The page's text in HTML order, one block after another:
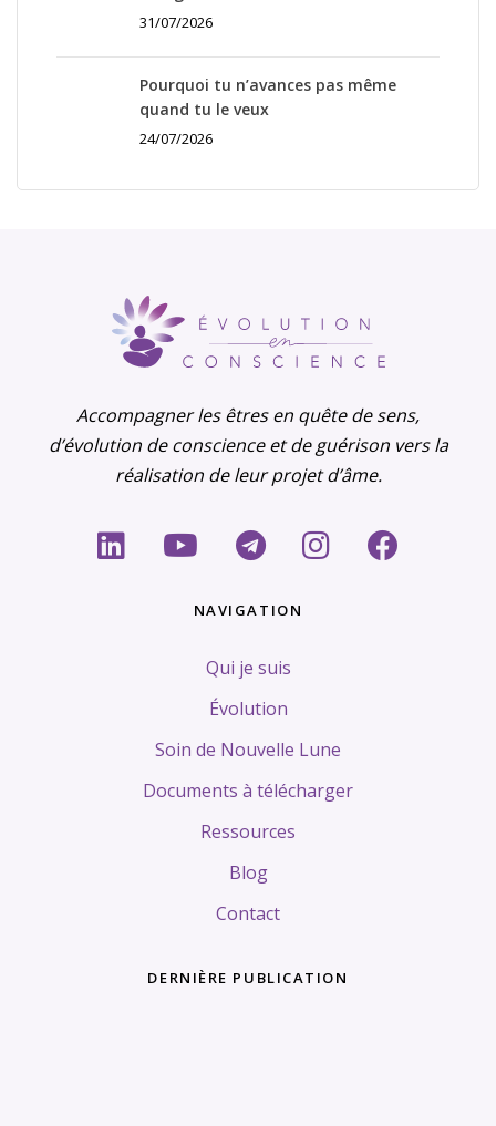
31/07/2026
Pourquoi tu n’avances pas même
quand tu le veux
24/07/2026
Accompagner les êtres en quête de sens,
d’évolution de conscience et de guérison vers la
réalisation de leur projet d’âme.
NAVIGATION
Qui je suis
Évolution
Soin de Nouvelle Lune
Documents à télécharger
Ressources
Blog
Contact
DERNIÈRE PUBLICATION